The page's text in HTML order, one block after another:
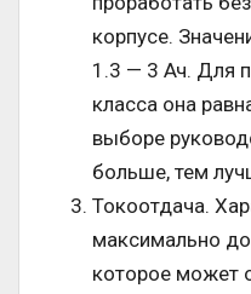
корпусе.
1.3 — 3 Ач. Для
класса она
выборе
больше, тем
Токоотдача.
максимально
которое может